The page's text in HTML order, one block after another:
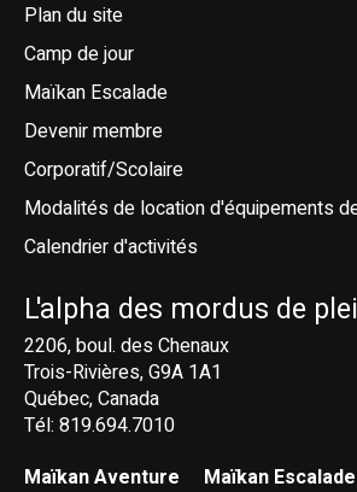
Plan du site
Camp de jour
Maïkan Escalade
Devenir membre
Corporatif/Scolaire
Modalités de location d'équipements
Calendrier d'activités
L'alpha des mordus de
2206, boul. des Chenaux
Trois-Rivières, G9A 1A1
Québec, Canada
Tél: 819.694.7010
Maïkan Aventure
Maïkan Escalade